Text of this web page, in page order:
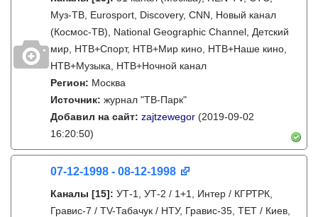
Муз-ТВ, Eurosport, Discovery, CNN, Новый канал
(Космос-ТВ), National Geographic Channel, Детский
мир, НТВ+Спорт, НТВ+Мир кино, НТВ+Наше кино,
НТВ+Музыка, НТВ+Ночной канал
Регион: Москва
Источник: журнал "ТВ-Парк"
Добавил на сайт: zajtzewegor (2019-09-02
16:20:50)
07-12-1998 - 08-12-1998
Каналы [15]: УТ-1, УТ-2 / 1+1, Интер / КГРТРК,
Гравис-7 / TV-Табачук / НТУ, Гравис-35, ТЕТ / Киев,